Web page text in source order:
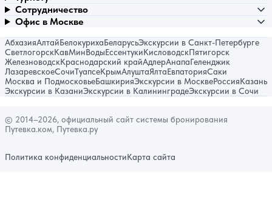
Сотрудничество
Офис в Москве
АбхазияАлтайБелокурихаБеларусьЭкскурсии в Санкт-Петербурге
СветлогорскКавМинВодыЕссентукиКисловодскПятигорск
ЖелезноводскКраснодарский крайАдлерАнапаГеленджик
ЛазаревскоеСочиТуапсеКрымАлуштаЯлтаЕвпаторияСаки
Москва и ПодмосковьеБашкирияЭкскурсии в МосквеРоссияКазань
Экскурсии в КазаниЭкскурсии в КалининградеЭкскурсии в Сочи
© 2014–2026, официальный сайт системы бронирования
Путевка.ком, Путевка.ру
Политика конфиденциальностиКарта сайта